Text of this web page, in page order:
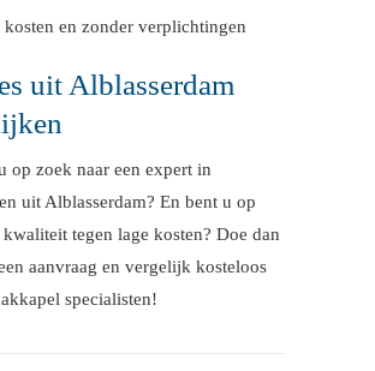
kosten en zonder verplichtingen
uit Alblasserdam
op zoek naar een expert in
uit Alblasserdam? En bent u op
tegen lage kosten? Doe dan
aanvraag en vergelijk kosteloos
specialisten!